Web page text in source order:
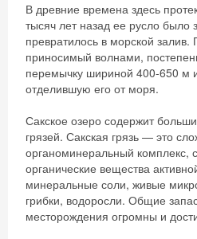
В древние времена здесь
тысяч лет назад ее русло было
превратилось в морской залив.
приносимый волнами,
перемычку шириной 400-650 м
отделившую его от моря.
Сакское озеро содержит
грязей. Сакская грязь — это
органоминеральный комплекс,
органические вещества
минеральные соли, живые
грибки, водоросли. Общие
месторождения огромны и